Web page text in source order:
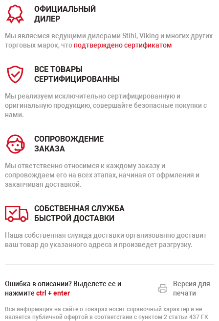
ОФИЦИАЛЬНЫЙ
ДИЛЕР
Мы являемся ведущими дилерами Stihl, Viking и многих других
торговых марок, что подтверждено сертификатом
ВСЕ ТОВАРЫ
СЕРТИФИЦИРОВАННЫ
Мы реализуем исключительно сертифицированную и
оригинальную продукцию, совершайте безопасные покупки с
нами.
СОПРОВОЖДЕНИЕ
ЗАКАЗА
Мы ответственно относимся к каждому заказу и
сопровождаем его на всех этапах, начиная от офрмления и
заканчивая доставкой.
СОБСТВЕННАЯ СЛУЖБА
БЫСТРОЙ ДОСТАВКИ
Наша собственная служда доставки организованно доставит
ваш товар до указанного адреса и произведет разгрузку.
Ошибка в описании? Выделете ее и
нажмите ctrl +enter
Версия для
печати
Вся информация на сайте о товарах носит справочный характер и не
является публичной офертой в соответствии с пунктом 2 статьи 437 ГК